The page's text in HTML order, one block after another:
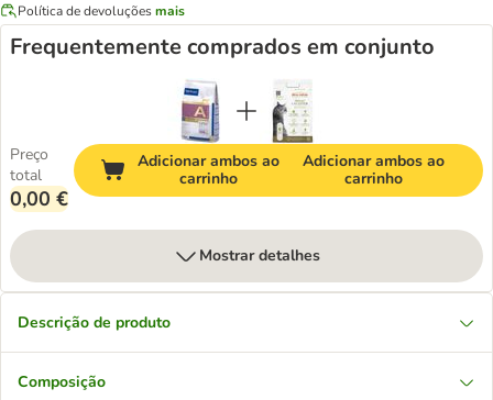
Política de devoluçõesmais
Frequentemente comprados em conjunto
Preço
total
0,00 €
Adicionar ambos ao
carrinho
Adicionar ambos ao
carrinho
Mostrar detalhes
Descrição de produto
Composição